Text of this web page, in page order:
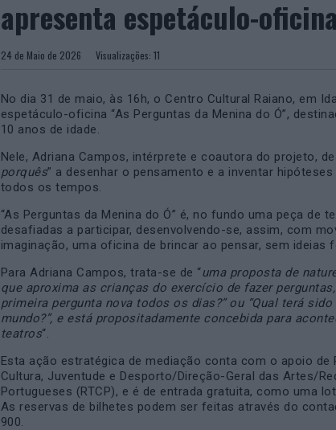
apresenta espetáculo-
24 de Maio de 2026 Visualizações: 11
No dia 31 de maio, às 16h, o Centro Cultural Raiano, em
espetáculo-oficina “As Perguntas da Menina do Ó”,
10 anos de idade.
Nele, Adriana Campos, intérprete e coautora do projeto,
porquês” a desenhar o pensamento e a inventar
todos os tempos.
“As Perguntas da Menina do Ó” é, no fundo uma peça de
desafiadas a participar, desenvolvendo-se, assim, com
imaginação, uma oficina de brincar ao pensar, sem ideias
Para Adriana Campos, trata-se de “uma proposta de
que aproxima as crianças do exercício de fazer
primeira pergunta nova todos os dias?” ou “Qual terá
mundo?”, e está propositadamente concebida para
teatros“.
Esta ação estratégica de mediação conta com o apoio de
Cultura, Juventude e Desporto/Direção-Geral das Artes/
Portugueses (RTCP), e é de entrada gratuita, como uma
As reservas de bilhetes podem ser feitas através do
900.